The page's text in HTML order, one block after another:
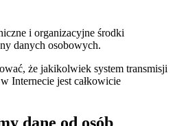
i organizacyjne środki
danych osobowych.
że jakikolwiek system transmisji
Internecie jest całkowicie